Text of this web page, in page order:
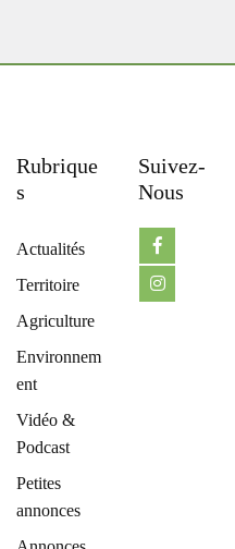
Rubrique
S
Actualités
Territoire
Agriculture
Environnem
ent
Vidéo &
Podcast
Petites
annonces
Suivez-
Nous